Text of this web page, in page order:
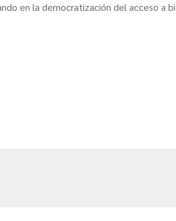
en la democratización del acceso a